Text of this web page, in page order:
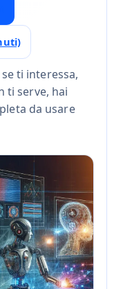
ti interessa,
ti serve, hai
da usare